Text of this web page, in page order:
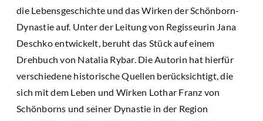
die Lebensgeschichte und das Wirken der Schönborn-
Dynastie auf. Unter der Leitung von Regisseurin Jana
Deschko entwickelt, beruht das Stück auf einem
Drehbuch von Natalia Rybar. Die Autorin hat hierfür
verschiedene historische Quellen berücksichtigt, die
sich mit dem Leben und Wirken Lothar Franz von
Schönborns und seiner Dynastie in der Region